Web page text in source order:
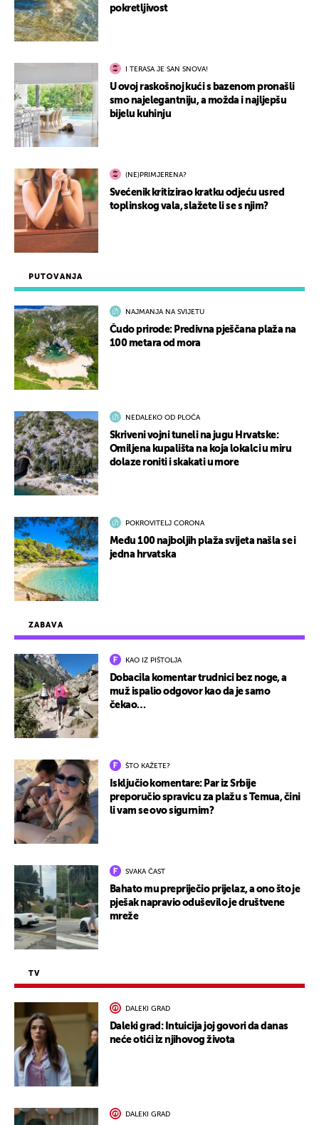
ZABAVA
KAO IZ PIŠTOLJA
Dobacila komentar trudnici bez noge, a
muž ispalio odgovor kao da je samo
čekao…
ŠTO KAŽETE?
Isključio komentare: Par iz Srbije
preporučio spravicu za plažu s Temua, čini
li vam se ovo sigurnim?
SVAKA ČAST
Bahato mu prepriječio prijelaz, a ono što je
pješak napravio oduševilo je društvene
mreže
TV
DALEKI GRAD
Daleki grad: Intuicija joj govori da danas
neće otići iz njihovog života
DALEKI GRAD
PUTOVANJA
NAJMANJA NA SVIJETU
Čudo prirode: Predivna pješčana plaža na
100 metara od mora
NEDALEKO OD PLOČA
Skriveni vojni tuneli na jugu Hrvatske:
Omiljena kupališta na koja lokalci u miru
dolaze roniti i skakati u more
POKROVITELJ CORONA
Među 100 najboljih plaža svijeta našla se i
jedna hrvatska
pokretljivost
I TERASA JE SAN SNOVA!
U ovoj raskošnoj kući s bazenom pronašli
smo najelegantniju, a možda i najljepšu
bijelu kuhinju
(NE)PRIMJERENA?
Svećenik kritizirao kratku odjeću usred
toplinskog vala, slažete li se s njim?